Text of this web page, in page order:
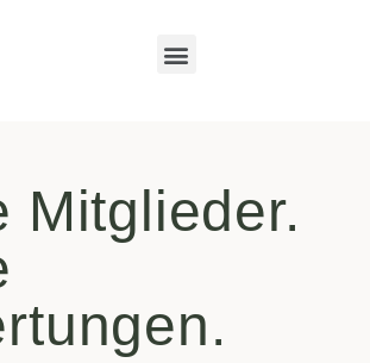
Mitglieder.